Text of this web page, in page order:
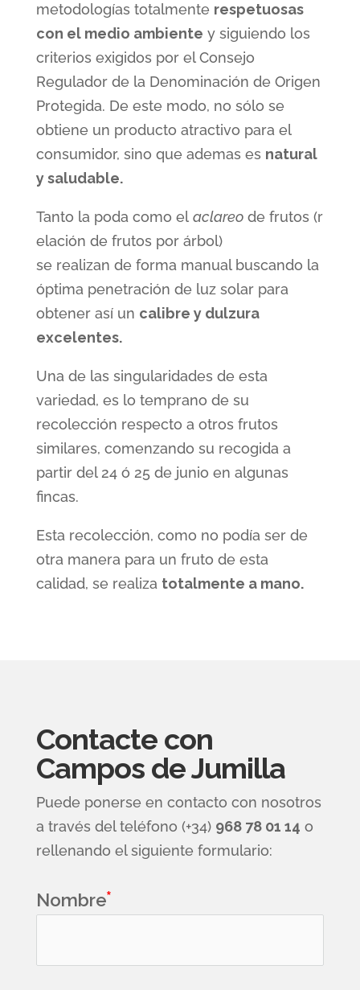
metodologías totalmente respetuosas
con el medio ambiente y siguiendo los
criterios exigidos por el Consejo
Regulador de la Denominación de Origen
Protegida. De este modo, no sólo se
obtiene un producto atractivo para el
consumidor, sino que ademas es natural
y saludable.
Tanto la poda como el aclareode frutos (r
elación de frutos por árbol)
se realizan de forma manual buscando la
óptima penetración de luz solar para
obtener así un calibre y dulzura
excelentes.
Una de las singularidades de esta
variedad, es lo temprano de su
recolección respecto a otros frutos
similares, comenzando su recogida a
partir del 24 ó 25 de junio en algunas
fincas.
Esta recolección, como no podía ser de
otra manera para un fruto de esta
calidad, se realiza totalmente a mano.
Contacte con
Campos de Jumilla
Puede ponerse en contacto con nosotros
a través del teléfono (+34) 968 78 01 14 o
rellenando el siguiente formulario:
Nombre